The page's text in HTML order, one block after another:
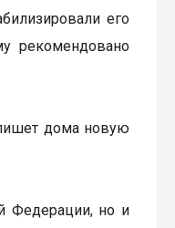
его
рекомендовано
дома новую
Федерации, но и